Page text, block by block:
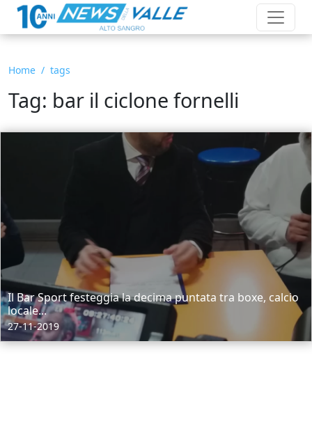
Home tags
Tag: bar il ciclone fornelli
Il Bar Sport festeggia la decima puntata tra boxe, calcio
locale...
27-11-2019